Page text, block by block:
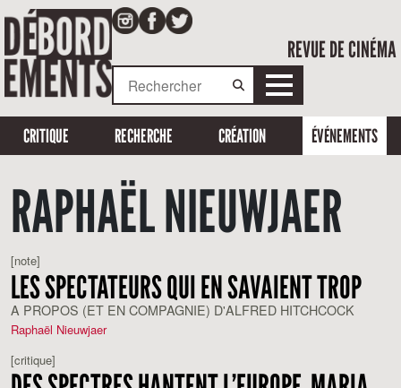
REVUE DE CINÉMA
CRITIQUE RECHERCHE CRÉATION ÉVÉNEMENTS
RAPHAËL NIEUWJAER
[note]
LES SPECTATEURS QUI EN SAVAIENT TROP
A PROPOS (ET EN COMPAGNIE) D'ALFRED HITCHCOCK
Raphaël Nieuwjaer
[critique]